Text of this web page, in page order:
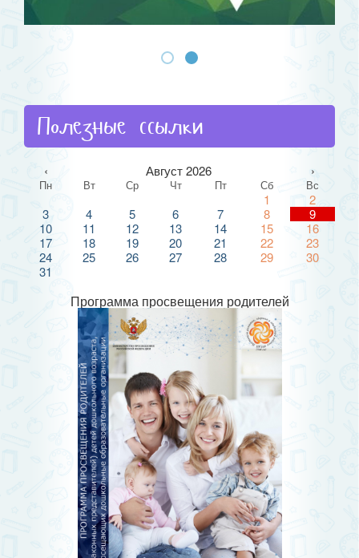
Полезные ссылки
‹ Август 2026 ›
Пн Вт Ср Чт Пт Сб Вс
1
2
3
4 5 6 7 8
9
10
11 12 13 14 15
16
17
18 19 20 21 22
23
24
25 26 27 28 29
30
31
Программа просвещения родителей